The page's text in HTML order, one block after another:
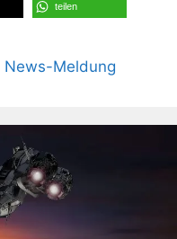
teilen
News-Meldung